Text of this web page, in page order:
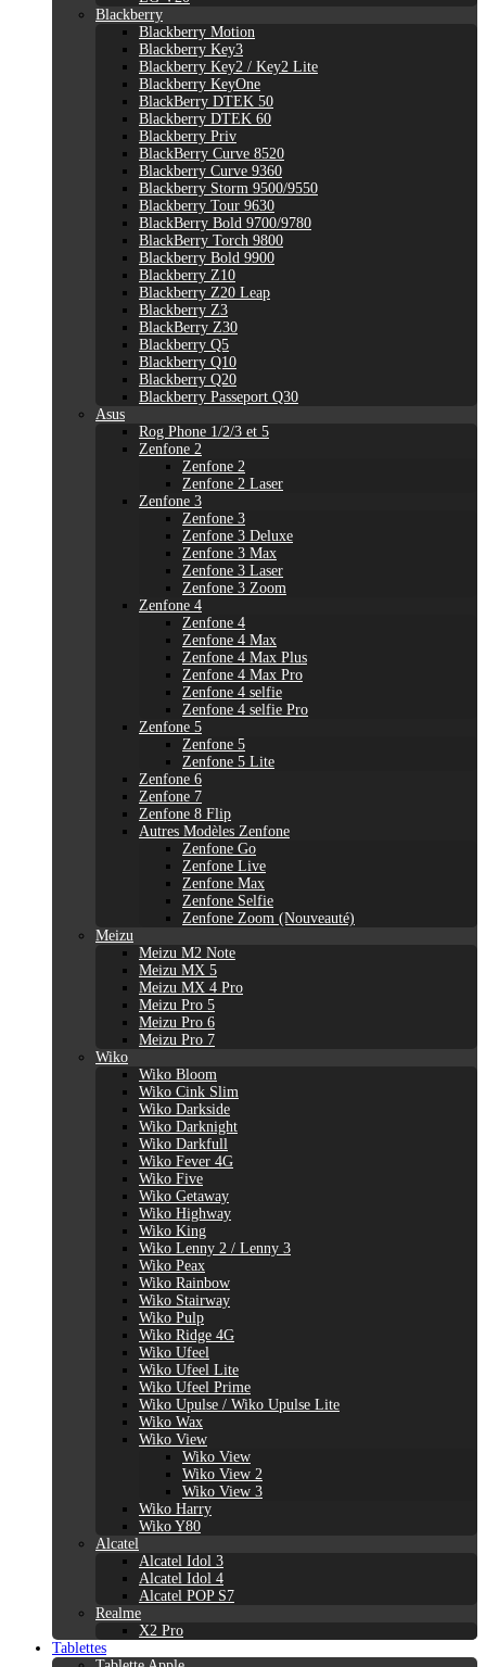
Blackberry
Blackberry Motion
Blackberry Key3
Blackberry Key2 / Key2 Lite
Blackberry KeyOne
BlackBerry DTEK 50
Blackberry DTEK 60
Blackberry Priv
BlackBerry Curve 8520
Blackberry Curve 9360
Blackberry Storm 9500/9550
Blackberry Tour 9630
BlackBerry Bold 9700/9780
BlackBerry Torch 9800
Blackberry Bold 9900
Blackberry Z10
Blackberry Z20 Leap
Blackberry Z3
BlackBerry Z30
Blackberry Q5
Blackberry Q10
Blackberry Q20
Blackberry Passeport Q30
Asus
Rog Phone 1/2/3 et 5
Zenfone 2
Zenfone 2
Zenfone 2 Laser
Zenfone 3
Zenfone 3
Zenfone 3 Deluxe
Zenfone 3 Max
Zenfone 3 Laser
Zenfone 3 Zoom
Zenfone 4
Zenfone 4
Zenfone 4 Max
Zenfone 4 Max Plus
Zenfone 4 Max Pro
Zenfone 4 selfie
Zenfone 4 selfie Pro
Zenfone 5
Zenfone 5
Zenfone 5 Lite
Zenfone 6
Zenfone 7
Zenfone 8 Flip
Autres Modèles Zenfone
Zenfone Go
Zenfone Live
Zenfone Max
Zenfone Selfie
Zenfone Zoom (Nouveauté)
Meizu
Meizu M2 Note
Meizu MX 5
Meizu MX 4 Pro
Meizu Pro 5
Meizu Pro 6
Meizu Pro 7
Wiko
Wiko Bloom
Wiko Cink Slim
Wiko Darkside
Wiko Darknight
Wiko Darkfull
Wiko Fever 4G
Wiko Five
Wiko Getaway
Wiko Highway
Wiko King
Wiko Lenny 2 / Lenny 3
Wiko Peax
Wiko Rainbow
Wiko Stairway
Wiko Pulp
Wiko Ridge 4G
Wiko Ufeel
Wiko Ufeel Lite
Wiko Ufeel Prime
Wiko Upulse / Wiko Upulse Lite
Wiko Wax
Wiko View
Wiko View
Wiko View 2
Wiko View 3
Wiko Harry
Wiko Y80
Alcatel
Alcatel Idol 3
Alcatel Idol 4
Alcatel POP S7
Realme
X2 Pro
Tablettes